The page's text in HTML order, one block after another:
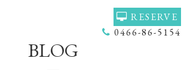
0466-86-5154
RESERVE
VOICE
BLOG